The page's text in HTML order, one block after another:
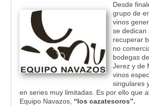
Desde
grupo de
vinos
se dedican
recuperar
no
bodegas
Jerez y de
vinos
singulares
en series muy limitadas. Es por ello que
Equipo Navazos, “los cazatesoros”.